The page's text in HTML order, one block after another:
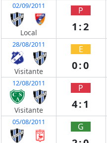
02/09/2011
Local
P
1:2
28/08/2011
Visitante
E
0:0
12/08/2011
Visitante
P
4:1
05/08/2011 G